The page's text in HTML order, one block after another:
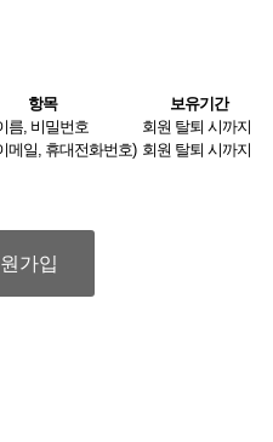
항목
보유기간
름, 비밀번호
회원 탈퇴 시까지
메일, 휴대전화번호) 회원 탈퇴 시까지
가입